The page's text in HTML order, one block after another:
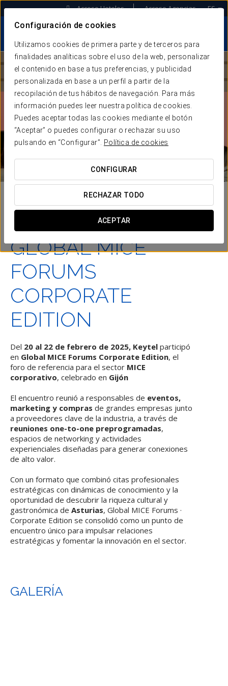
Configuración de cookies
Utilizamos cookies de primera parte y de terceros para
finalidades analíticas sobre el uso de la web, personalizar
el contenido en base a tus preferencias, y publicidad
personalizada en base a un perfil a partir de la
recopilación de tus hábitos de navegación. Para más
información puedes leer nuestra política de cookies.
Puedes aceptar todas las cookies mediante el botón
“Aceptar” o puedes configurar o rechazar su uso
pulsando en “Configurar”.
Política de cookies
CONFIGURAR
RECHAZAR TODO
ACEPTAR
Acceso Hoteles Acceso Agencias ES
GLOBAL MICE
FORUMS
CORPORATE
EDITION
Del 20 al 22 de febrero de 2025, Keytel participó
en Global MICE Forums Corporate Edition, el
foro de referencia para el sector MICE
corporativo, celebrado en Gijón
El encuentro reunió a responsables de eventos,
marketing y compras de grandes empresas junto
a proveedores clave de la industria, a través de
reuniones one-to-one preprogramadas,
espacios de networking y actividades
experienciales diseñadas para generar conexiones
de alto valor.
Con un formato que combinó citas profesionales
estratégicas con dinámicas de conocimiento y la
oportunidad de descubrir la riqueza cultural y
gastronómica de Asturias, Global MICE Forums ·
Corporate Edition se consolidó como un punto de
encuentro único para impulsar relaciones
estratégicas y fomentar la innovación en el sector.
GALERÍA